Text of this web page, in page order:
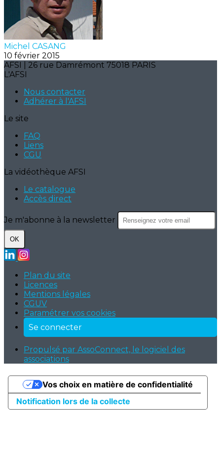
Michel CASANG
10 février 2015
AFSI | 26 rue Damrémont 75018 PARIS
L'AFSI
Nous contacter
Adhérer à l'AFSI
Le site
FAQ
Liens
CGU
La vidéothèque AFSI
Le catalogue
Accès direct
Je m'abonne à la newsletter
OK
Plan du site
Licences
Mentions légales
CGUV
Paramétrer vos cookies
Se connecter
Propulsé par AssoConnect, le logiciel des
associations
Notification lors de la collecte
Vos choix en matière de confidentialité